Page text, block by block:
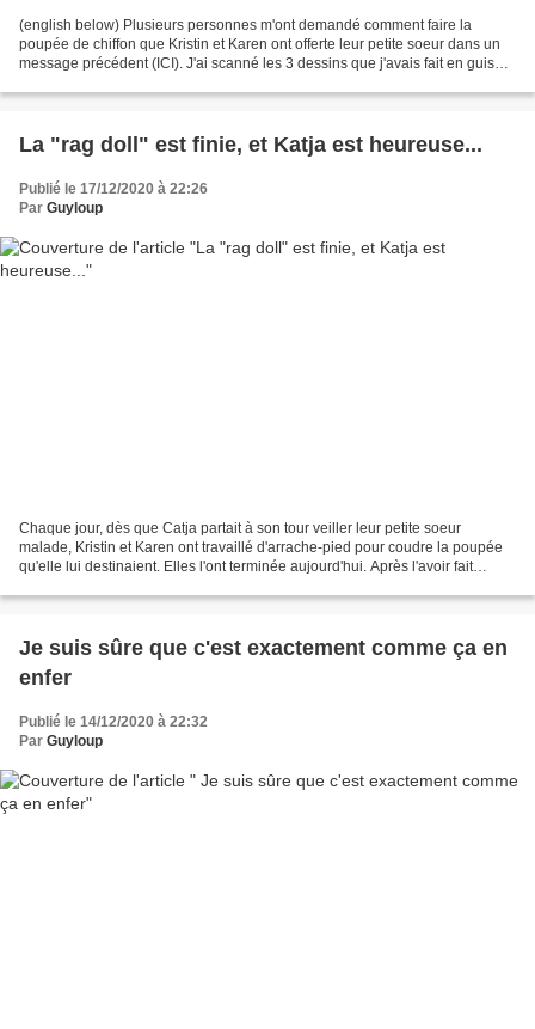
(english below) Plusieurs personnes m'ont demandé comment faire la
poupée de chiffon que Kristin et Karen ont offerte leur petite soeur dans un
message précédent (ICI). J'ai scanné les 3 dessins que j'avais fait en guise
La "rag doll" est finie, et Katja est heureuse...
Publié le 17/12/2020 à 22:26
Par Guyloup
Chaque jour, dès que Catja partait à son tour veiller leur petite soeur
malade, Kristin et Karen ont travaillé d'arrache-pied pour coudre la poupée
qu'elle lui destinaient. Elles l'ont terminée aujourd'hui. Après l'avoir fait
Je suis sûre que c'est exactement comme ça en
enfer
Publié le 14/12/2020 à 22:32
Par Guyloup